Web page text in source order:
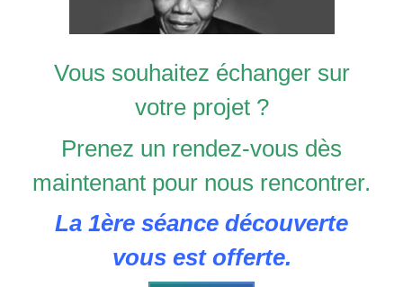
Vous souhaitez échanger sur
votre projet ?
Prenez un rendez-vous dès
maintenant pour nous rencontrer.
La 1ère séance découverte
vous est offerte.